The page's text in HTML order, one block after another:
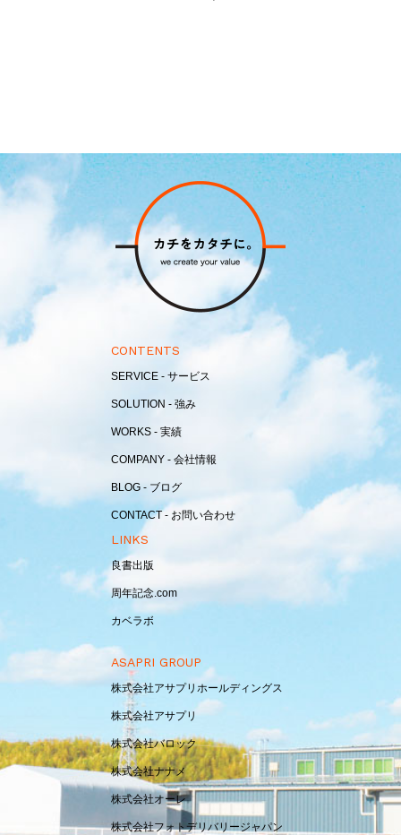
CONTENTS
SERVICE - サービス
SOLUTION - 強み
WORKS - 実績
COMPANY - 会社情報
BLOG - ブログ
CONTACT - お問い合わせ
LINKS
良書出版
周年記念.com
カベラボ
ASAPRI GROUP
株式会社アサプリホールディングス
株式会社アサプリ
株式会社バロック
株式会社ナナメ
株式会社オーレ
株式会社フォトデリバリージャパン